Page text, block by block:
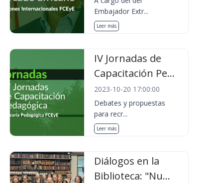
Embajador Extr...
Leer más
IV Jornadas de
Capacitación Pe...
2023-10-20 17:00:00
Debates y propuestas
para recr...
Leer más
Diálogos en la
Biblioteca: "Nu...